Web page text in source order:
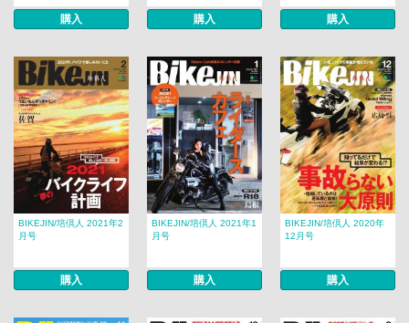
購入 購入 購入
BIKEJIN/培倶人 2021年2
月号
購入
BIKEJIN/培倶人 2021年1
月号
購入
BIKEJIN/培倶人 2020年
12月号
購入